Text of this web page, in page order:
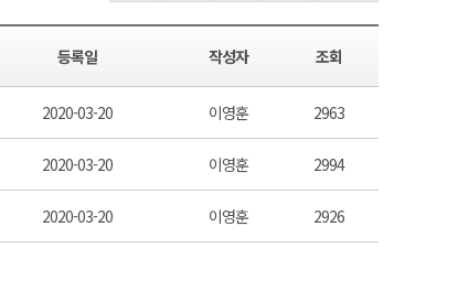
등록일 작성자 조회
2020-03-20 이영훈 2963
2020-03-20 이영훈 2994
2020-03-20 이영훈 2926